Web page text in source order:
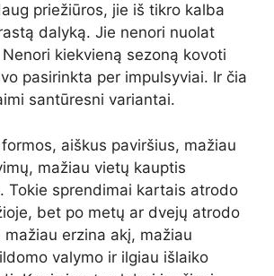
priežiūros, jie iš tikro kalba
dalyką. Jie nenori nuolat
kiekvieną sezoną kovoti
pasirinkta per impulsyviai. Ir čia
santūresni variantai.
aiškus paviršius, mažiau
mažiau vietų kauptis
Tokie sprendimai kartais atrodo
bet po metų ar dvejų atrodo
erzina akį, mažiau
valymo ir ilgiau išlaiko